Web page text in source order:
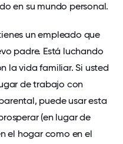
en su mundo personal.
un empleado que
padre. Está luchando
la vida familiar. Si usted
de trabajo con
puede usar esta
(en lugar de
el hogar como en el